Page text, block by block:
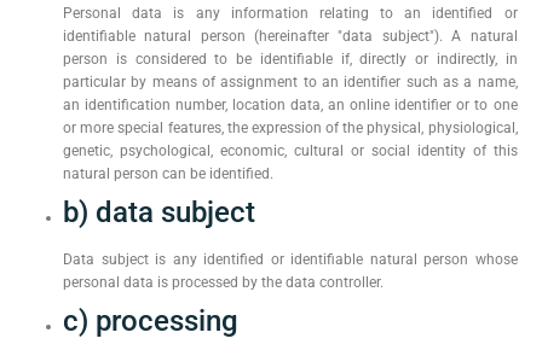
Personal data is any information relating to an identified or
identifiable natural person (hereinafter "data subject"). A natural
person is considered to be identifiable if, directly or indirectly, in
particular by means of assignment to an identifier such as a name,
an identification number, location data, an online identifier or to one
or more special features, the expression of the physical, physiological,
genetic, psychological, economic, cultural or social identity of this
natural person can be identified.
b) data subject
Data subject is any identified or identifiable natural person whose
personal data is processed by the data controller.
c) processing